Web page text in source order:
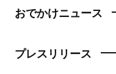
おでかけニュース
プレスリリース